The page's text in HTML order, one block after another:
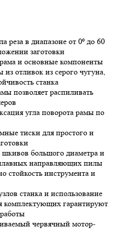
реза в диапазоне от 0⁰ до 60
заготовки
и основные компоненты
отливок из серого чугуна,
станка
позволяет распиливать
угла поворота рамы по
тиски для простого и
шкивов большого диаметра и
направляющих пилы
стойкость инструмента и
станка и использование
комплектующих гарантируют
червячный мотор-